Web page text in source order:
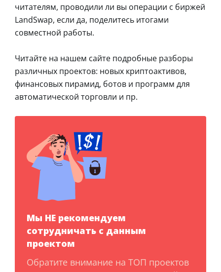
читателям, проводили ли вы операции с биржей
LandSwap, если да, поделитесь итогами
совместной работы.
Читайте на нашем сайте подробные разборы
различных проектов: новых криптоактивов,
финансовых пирамид, ботов и программ для
автоматической торговли и пр.
Мы НЕ рекомендуем
сотрудничать с данным
проектом
Обратите внимание на ТОП проектов